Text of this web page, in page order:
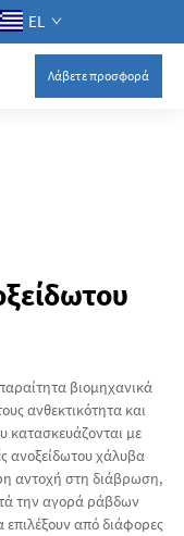
EL
Λάβετε προσφορά
βιομηχανικά
ανθεκτικότητα και
κατασκευάζονται με
ανοξείδωτου χάλυβα
αντοχή στη διάβρωση,
την αγορά ράβδων
από διάφορες